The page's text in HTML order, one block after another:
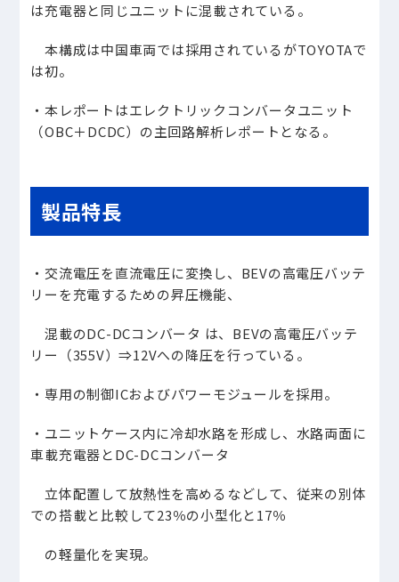
は充電器と同じユニットに混載されている。
本構成は中国車両では採用されているがTOYOTAで
は初。
・本レポートはエレクトリックコンバータユニット
（OBC＋DCDC）の主回路解析レポートとなる。
製品特長
・交流電圧を直流電圧に変換し、BEVの高電圧バッテ
リーを充電するための昇圧機能、
混載のDC-DCコンバータ は、BEVの高電圧バッテ
リー（355V）⇒12Vへの降圧を行っている。
・専用の制御ICおよびパワーモジュールを採用。
・ユニットケース内に冷却水路を形成し、水路両面に
車載充電器とDC-DCコンバータ
立体配置して放熱性を高めるなどして、従来の別体
での搭載と比較して23％の小型化と17％
の軽量化を実現。